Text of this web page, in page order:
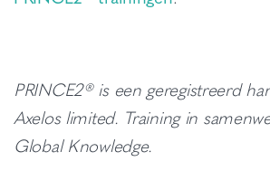
PRINCE2® is een geregistreerd
Axelos limited. Training in
Global Knowledge.